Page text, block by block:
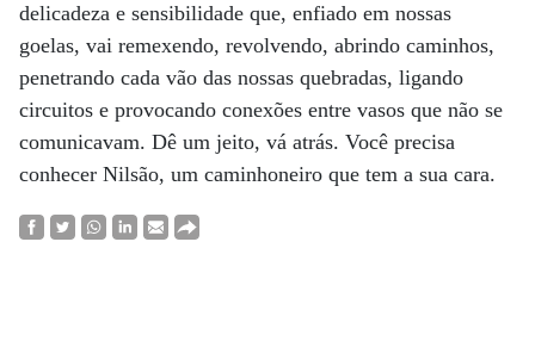
delicadeza e sensibilidade que, enfiado em nossas
goelas, vai remexendo, revolvendo, abrindo caminhos,
penetrando cada vão das nossas quebradas, ligando
circuitos e provocando conexões entre vasos que não se
comunicavam. Dê um jeito, vá atrás. Você precisa
conhecer Nilsão, um caminhoneiro que tem a sua cara.